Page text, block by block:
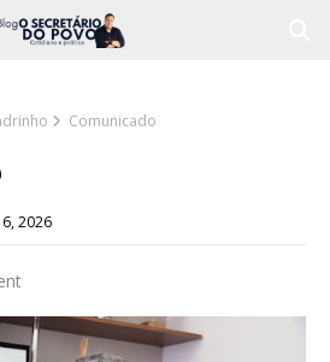
Comunicado
2026